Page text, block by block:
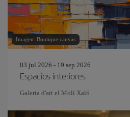
Imagen: Boutique canvas
03 jul 2026 - 19 sep 2026
Espacios interiores
Galeria d'art el Molí Xaló